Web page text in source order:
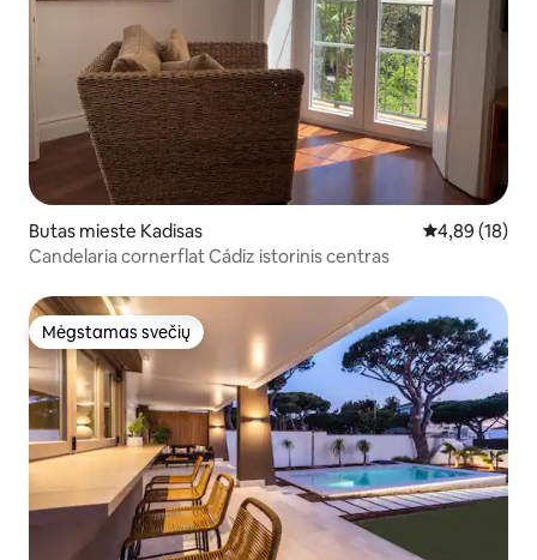
Butas mieste Kadisas Vidutinis
4,89 (18)
Candelaria cornerflat Cádiz istorinis centras
Mėgstamas svečių
Mėgstamas svečių